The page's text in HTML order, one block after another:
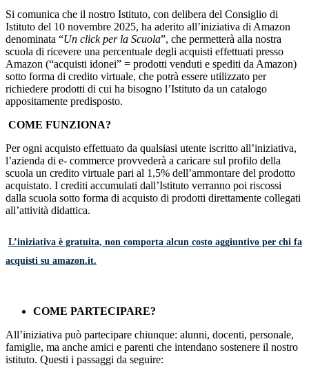
Si comunica che il nostro Istituto, con delibera del Consiglio di
Istituto del 10 novembre 2025, ha aderito all’iniziativa di Amazon
denominata “Un click per la Scuola”, che permetterà alla nostra
scuola di ricevere una percentuale degli acquisti effettuati presso
Amazon (“acquisti idonei” = prodotti venduti e spediti da Amazon)
sotto forma di credito virtuale, che potrà essere utilizzato per
richiedere prodotti di cui ha bisogno l’Istituto da un catalogo
appositamente predisposto.
COME FUNZIONA?
Per ogni acquisto effettuato da qualsiasi utente iscritto all’iniziativa,
l’azienda di e- commerce provvederà a caricare sul profilo della
scuola un credito virtuale pari al 1,5% dell’ammontare del prodotto
acquistato. I crediti accumulati dall’Istituto verranno poi riscossi
dalla scuola sotto forma di acquisto di prodotti direttamente collegati
all’attività didattica.
L’iniziativa è gratuita, non comporta alcun costo aggiuntivo per chi fa
acquisti su amazon.it.
COME PARTECIPARE?
All’iniziativa può partecipare chiunque: alunni, docenti, personale,
famiglie, ma anche amici e parenti che intendano sostenere il nostro
istituto. Questi i passaggi da seguire: